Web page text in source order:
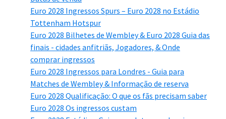
Euro 2028 Ingressos Spurs – Euro 2028 no Estádio
Tottenham Hotspur
Euro 2028 Bilhetes de Wembley & Euro 2028 Guia das
finais - cidades anfitriãs, Jogadores, & Onde
comprar ingressos
Euro 2028 Ingressos para Londres - Guia para
Matches de Wembley & Informação de reserva
Euro 2028 Qualificação: O que os fãs precisam saber
Euro 2028 Os ingressos custam